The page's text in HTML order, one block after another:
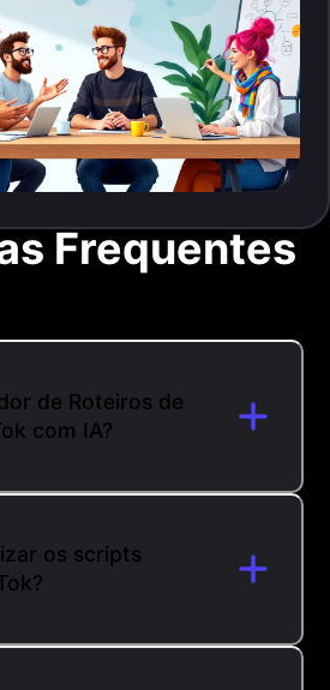
Frequentes
de Roteiros de
com IA?
os scripts